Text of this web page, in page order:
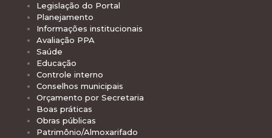
Legislação do Portal
Planejamento
Informações institucionais
Avaliação PPA
Saúde
Educação
Controle interno
Conselhos municipais
Orçamento por Secretaria
Boas práticas
Obras públicas
Patrimônio/Almoxarifado